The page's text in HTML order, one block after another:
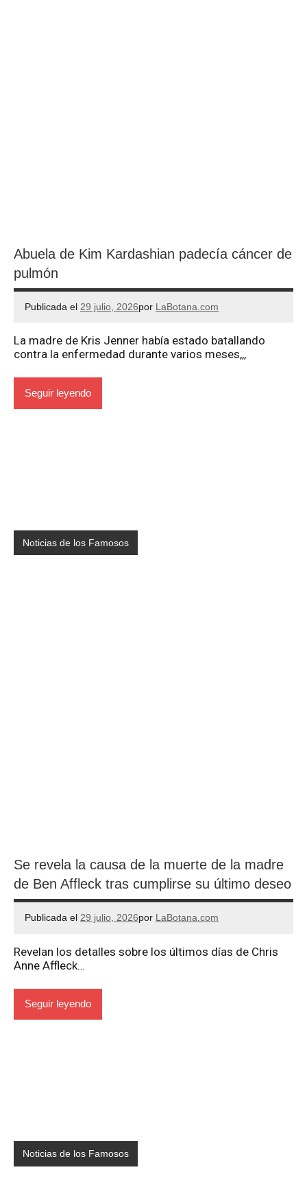
Abuela de Kim Kardashian padecía cáncer de
pulmón
Publicada el 29 julio, 2026por LaBotana.com
La madre de Kris Jenner había estado batallando
contra la enfermedad durante varios meses,,,
Seguir leyendo
Noticias de los Famosos
Se revela la causa de la muerte de la madre
de Ben Affleck tras cumplirse su último deseo
Publicada el 29 julio, 2026por LaBotana.com
Revelan los detalles sobre los últimos días de Chris
Anne Affleck…
Seguir leyendo
Noticias de los Famosos